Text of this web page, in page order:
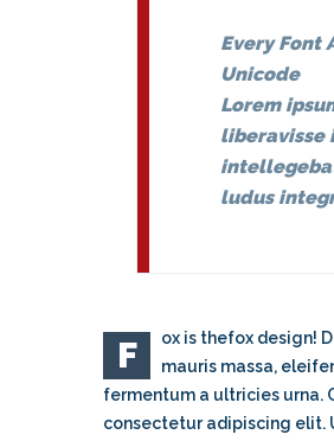
Every Font
Unicode
Lorem
liberavisse
ludus
F
ox is thefox design!
mauris massa,
fermentum a ultricies urna.
consectetur adipiscing elit.